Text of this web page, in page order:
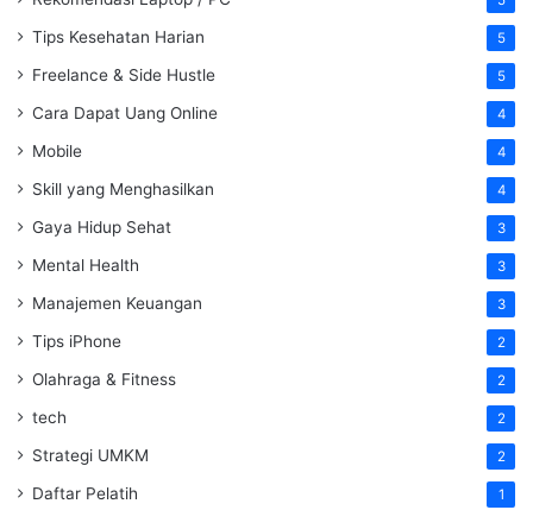
Tips Kesehatan Harian 5
Freelance & Side Hustle 5
Cara Dapat Uang Online 4
Mobile 4
Skill yang Menghasilkan 4
Gaya Hidup Sehat 3
Mental Health 3
Manajemen Keuangan 3
Tips iPhone 2
Olahraga & Fitness 2
tech 2
Strategi UMKM 2
Daftar Pelatih 1